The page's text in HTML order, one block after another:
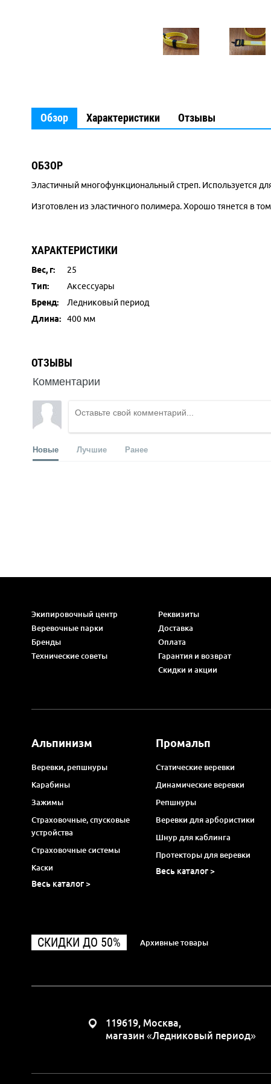
Обзор Характеристики Отзывы
ОБЗОР
Эластичный многофункциональный стреп. Используется
Изготовлен из эластичного полимера. Хорошо тянется в
ХАРАКТЕРИСТИКИ
Вес, г:
25
Тип:
Аксессуары
Бренд:
Ледниковый период
Длина:
400 мм
ОТЗЫВЫ
Комментарии
Новые Лучшие Ранее
Экипировочный центр
Веревочные парки
Бренды
Технические советы
Реквизиты
Доставка
Оплата
Гарантия и возврат
Скидки и акции
Альпинизм
Веревки, репшнуры
Карабины
Зажимы
Страховочные, спусковые
устройства
Страховочные системы
Каски
Весь каталог >
Промальп
Статические веревки
Динамические веревки
Репшнуры
Веревки для арбористики
Шнур для каблинга
Протекторы для веревки
Весь каталог >
СКИДКИ ДО 50% Архивные товары
119619, Москва,
магазин «Ледниковый период»